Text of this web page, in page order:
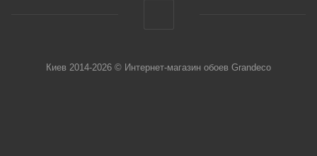
Киев 2014-2026 © Интернет-магазин обоев Grandeco